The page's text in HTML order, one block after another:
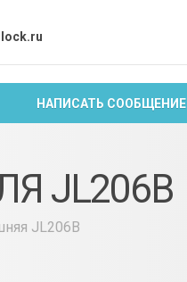
НАПИСАТЬ СООБЩЕНИЕ
JL206B
JL206B